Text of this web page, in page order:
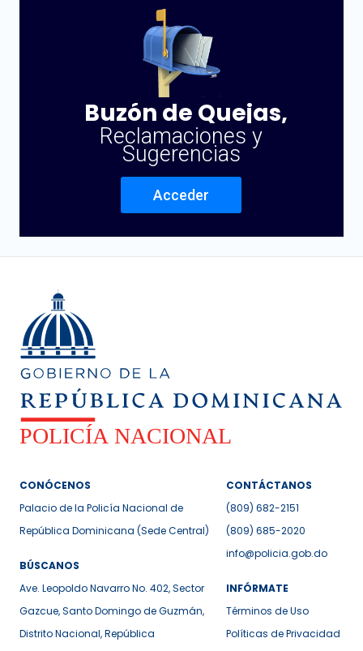
Buzón de Quejas,
Reclamaciones y
Sugerencias
Acceder
CONÓCENOS
Palacio de la Policía Nacional de
República Dominicana (Sede Central)
BÚSCANOS
Ave. Leopoldo Navarro No. 402, Sector
Gazcue, Santo Domingo de Guzmán,
Distrito Nacional, República
CONTÁCTANOS
(809) 682-2151
(809) 685-2020
info@policia.gob.do
INFÓRMATE
Términos de Uso
Políticas de Privacidad